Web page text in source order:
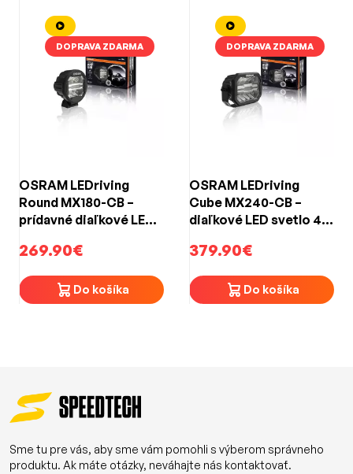
DOPRAVA ZDARMA
OSRAM LEDriving
Round MX180-CB –
prídavné diaľkové LED
lm, COMBO, IP69K, ECE
269.90€
Do košíka
DOPRAVA ZDARMA
OSRAM LEDriving
Cube MX240-CB –
diaľkové LED svetlo 4
lúč, 12/24 V, ECE R112
379.90€
Do košíka
Sme tu pre vás, aby sme vám pomohli s výberom správneho
produktu. Ak máte otázky, neváhajte nás kontaktovať.